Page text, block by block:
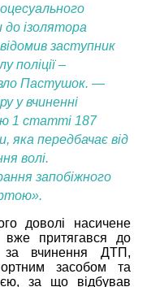
до ізолятора
заступник
поліції –
Пастушок. —
у вчиненні
1 статті 187
яка передбачає від
волі.
запобіжного
доволі насичене
вже притягався до
за вчинення ДТП,
засобом та
за що відбував